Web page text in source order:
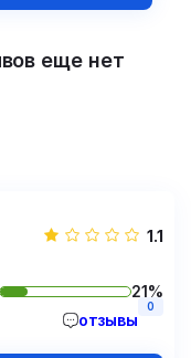
еще нет
1.1
21%
отзывы
0